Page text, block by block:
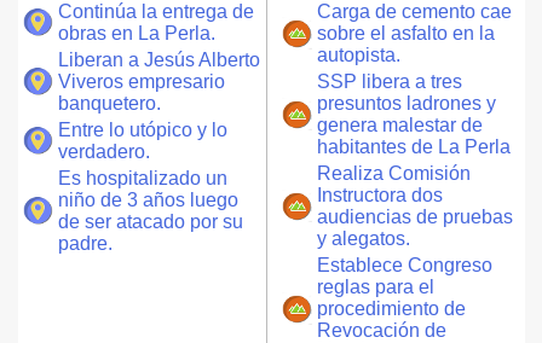
Continúa la entrega de
obras en La Perla.
Liberan a Jesús Alberto
Viveros empresario
banquetero.
Entre lo utópico y lo
verdadero.
Es hospitalizado un
niño de 3 años luego
de ser atacado por su
padre.
Carga de cemento cae
sobre el asfalto en la
autopista.
SSP libera a tres
presuntos ladrones y
genera malestar de
habitantes de La Perla
Realiza Comisión
Instructora dos
audiencias de pruebas
y alegatos.
Establece Congreso
reglas para el
procedimiento de
Revocación de